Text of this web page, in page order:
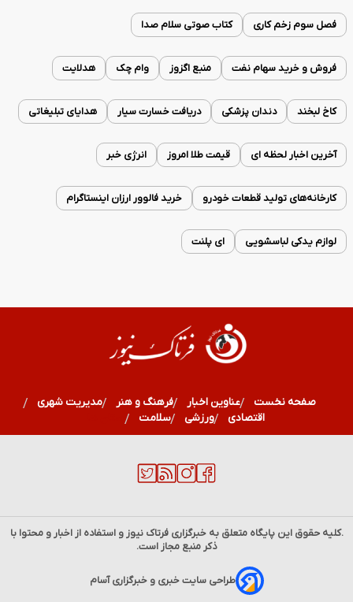
قیمت سکه و طلا امروز شنبه ۱۷ مرداد ۱۴۰۵
فصل سوم زخم کاری کتاب صوتی سلام صدا
فروش و خرید سهام نفت منبع اگزوز وام چک هدلایت
کاخ لبخند دندان پزشکی دریافت خسارت سیار هدایای تبلیغاتی
آخرین اخبار لحظه ای قیمت طلا امروز انرژی خبر
کارخانه‌های تولید قطعات خودرو خرید فالوور ارزان اینستاگرام
لوازم یدکی لباسشویی ای پلنت
صفحه نخست عناوین اخبار فرهنگ و هنر
مدیریت شهری
اقتصادی
ورزشی سلامت استان ها
.کلیه حقوق این پایگاه متعلق به خبرگزاریفرتاک نیوز و استفاده از اخبار و محتوا با
ذکر منبع مجاز است.
طراحی سایت خبری و خبرگزاری آسام